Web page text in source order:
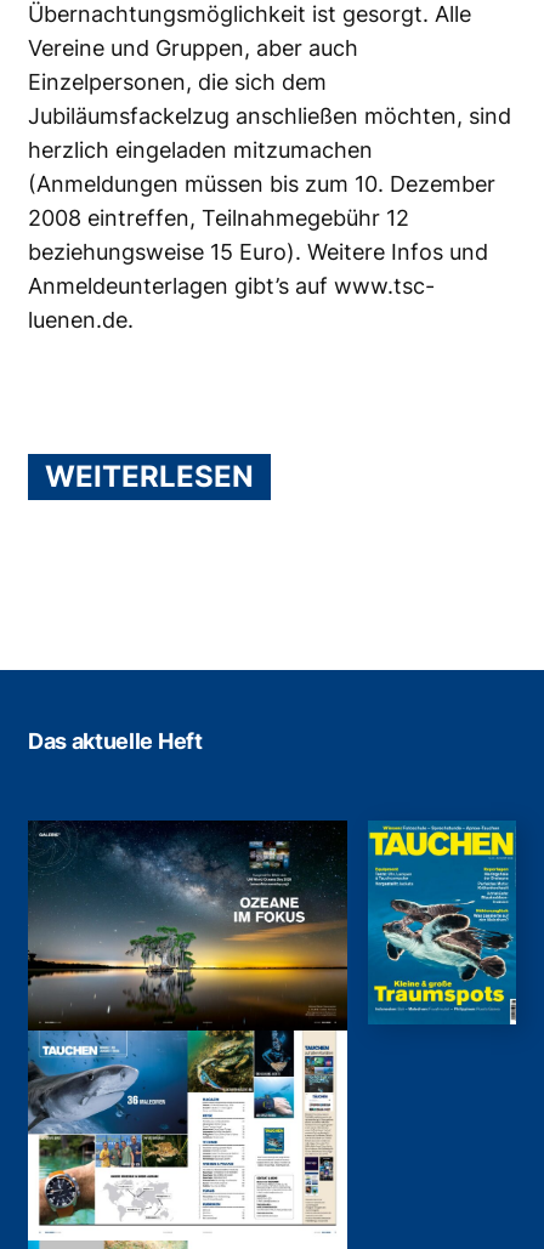
Übernachtungsmöglichkeit ist gesorgt. Alle
Vereine und Gruppen, aber auch
Einzelpersonen, die sich dem
Jubiläumsfackelzug anschließen möchten, sind
herzlich eingeladen mitzumachen
(Anmeldungen müssen bis zum 10. Dezember
2008 eintreffen, Teilnahmegebühr 12
beziehungsweise 15 Euro). Weitere Infos und
Anmeldeunterlagen gibt’s auf www.tsc-
luenen.de.
WEITERLESEN
Das aktuelle Heft